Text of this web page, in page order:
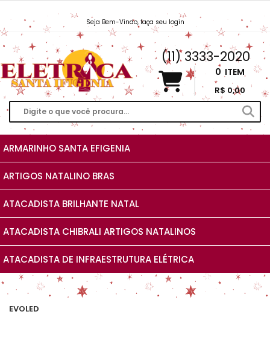
Seja Bem-Vindo, faça seu login
Vendas@EletricaSantaIfigenia.com.br
(11) 3333-2020
0 ITEM
R$ 0,00
ARMARINHO SANTA EFIGENIA
ARTIGOS NATALINO BRAS
ATACADISTA BRILHANTE NATAL
ATACADISTA CHIBRALI ARTIGOS NATALINOS
ATACADISTA DE INFRAESTRUTURA ELÉTRICA
EVOLED